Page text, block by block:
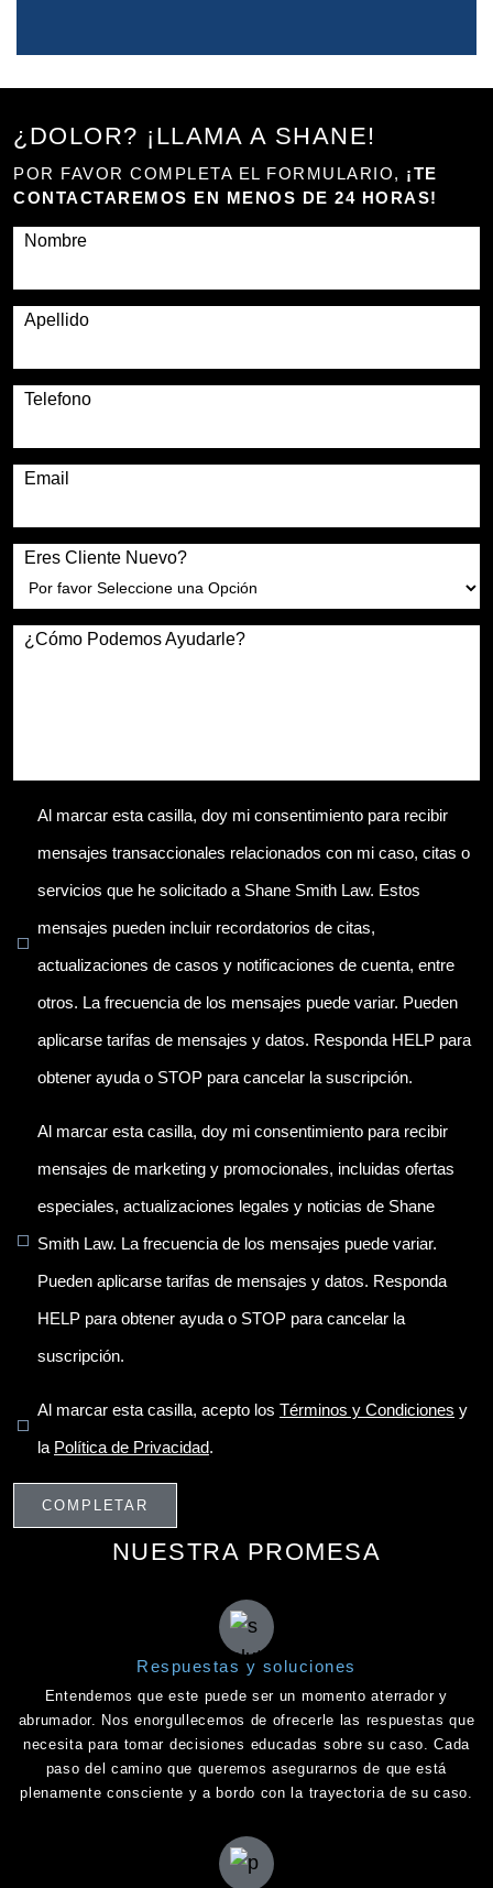
¿DOLOR? ¡LLAMA A SHANE!
POR FAVOR COMPLETA EL FORMULARIO, ¡TE
CONTACTAREMOS EN MENOS DE 24 HORAS!
Nombre
Apellido
Telefono
Email
Eres Cliente Nuevo?
¿Cómo Podemos Ayudarle?
Al marcar esta casilla, doy mi consentimiento para recibir
mensajes transaccionales relacionados con mi caso, citas o
servicios que he solicitado a Shane Smith Law. Estos
mensajes pueden incluir recordatorios de citas,
actualizaciones de casos y notificaciones de cuenta, entre
otros. La frecuencia de los mensajes puede variar. Pueden
aplicarse tarifas de mensajes y datos. Responda HELP para
obtener ayuda o STOP para cancelar la suscripción.
Al marcar esta casilla, doy mi consentimiento para recibir
mensajes de marketing y promocionales, incluidas ofertas
especiales, actualizaciones legales y noticias de Shane
Smith Law. La frecuencia de los mensajes puede variar.
Pueden aplicarse tarifas de mensajes y datos. Responda
HELP para obtener ayuda o STOP para cancelar la
suscripción.
Al marcar esta casilla, acepto los Términos y Condiciones y
la Política de Privacidad.
NUESTRA PROMESA
Respuestas y soluciones
Entendemos que este puede ser un momento aterrador y
abrumador. Nos enorgullecemos de ofrecerle las respuestas que
necesita para tomar decisiones educadas sobre su caso. Cada
paso del camino que queremos asegurarnos de que está
plenamente consciente y a bordo con la trayectoria de su caso.